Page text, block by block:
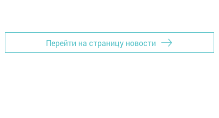
Перейти на страницу новости